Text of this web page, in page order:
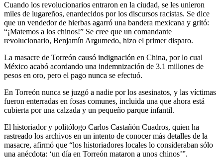
Cuando los revolucionarios entraron en la ciudad, se les unieron
miles de lugareños, enardecidos por los discursos racistas. Se dice
que un vendedor de hierbas agarró una bandera mexicana y gritó:
“¡Matemos a los chinos!” Se cree que un comandante
revolucionario, Benjamín Argumedo, hizo el primer disparo.
La masacre de Torreón causó indignación en China, por lo cual
México acabó acordando una indemnización de 3.1 millones de
pesos en oro, pero el pago nunca se efectuó.
En Torreón nunca se juzgó a nadie por los asesinatos, y las víctimas
fueron enterradas en fosas comunes, incluida una que ahora está
cubierta por una calzada y un pequeño parque infantil.
El historiador y politólogo Carlos Castañón Cuadros, quien ha
rastreado los archivos en un intento de conocer más detalles de la
masacre, afirmó que “los historiadores locales lo consideraban sólo
una anécdota: ‘un día en Torreón mataron a unos chinos’”.